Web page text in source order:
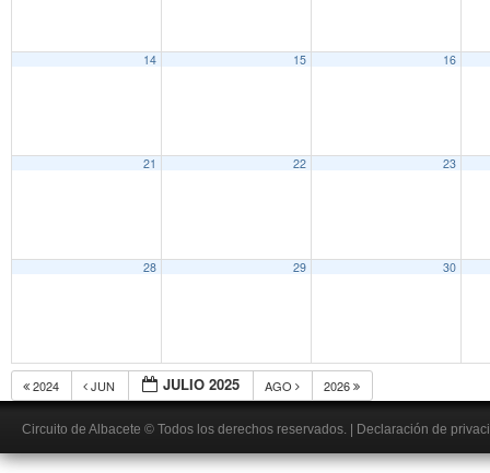
14 15 16
21 22 23
28 29 30
2024 JUN JULIO 2025 AGO 2026
Circuito de Albacete © Todos los derechos reservados. Declaración de